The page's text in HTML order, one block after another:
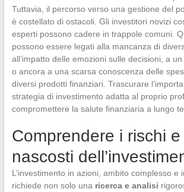
Tuttavia, il percorso verso una gestione del
è costellato di ostacoli. Gli investitori novizi
esperti possono cadere in trappole comuni.
possono essere legati alla mancanza di
all’impatto delle emozioni sulle decisioni, a
o ancora a una scarsa conoscenza delle
diversi prodotti finanziari. Trascurare
strategia di investimento adatta al proprio
compromettere la salute finanziaria a lungo
Comprendere i rischi
nascosti
L’investimento in azioni, ambito complesso e
richiede non solo una ricerca e analisi